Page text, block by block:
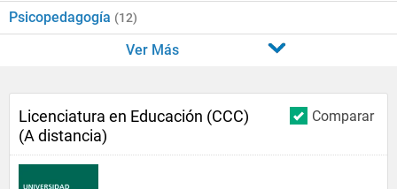
Psicopedagogía (12)
Ver Más
Comparar
Licenciatura en Educación (CCC)
(A distancia)